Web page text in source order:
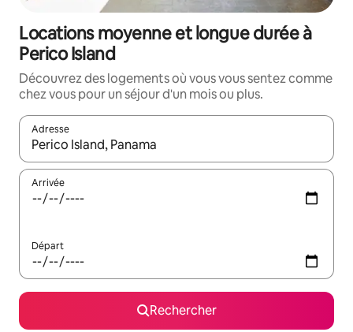
Locations moyenne et longue durée à
Perico Island
Découvrez des logements où vous vous sentez comme
chez vous pour un séjour d'un mois ou plus.
Adresse
Lorsque les résultats s'affichent, utilisez les flèches vers le
Arrivée
Départ
Rechercher